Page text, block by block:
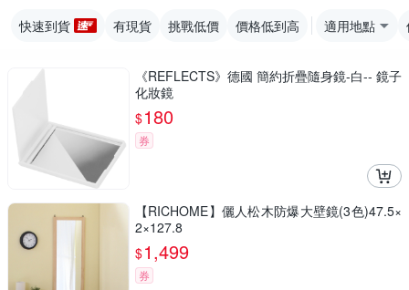
快速到貨 有現貨 挑戰低價 價格低到高 適用地點
《REFLECTS》德國 簡約折疊隨身鏡-白-- 鏡子
化妝鏡
$180
券
【RICHOME】儷人松木防爆大壁鏡(3色)47.5×
2×127.8
$1,499
券